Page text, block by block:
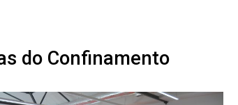
do Confinamento